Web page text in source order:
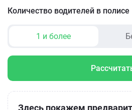
Количество водителей в полисе
1 и более
Здесь покажем